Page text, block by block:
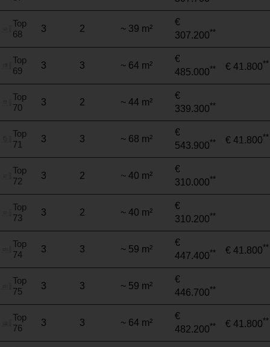
Top
68
3 2 ~ 39 m²
€
307.200**
Top
69
3 3 ~ 64 m²
€
485.000** € 41.800**
Top
70
3 2 ~ 44 m²
€
339.300**
Top
71
3 3 ~ 68 m²
€
543.900** € 41.800**
Top
72
3 2 ~ 40 m²
€
310.000**
Top
73
3 2 ~ 40 m²
€
310.200**
Top
74
3 3 ~ 59 m²
€
447.400** € 41.800**
Top
75
3 3 ~ 59 m²
€
446.700**
Top
76
3 3 ~ 64 m²
€
482.200** € 41.800**